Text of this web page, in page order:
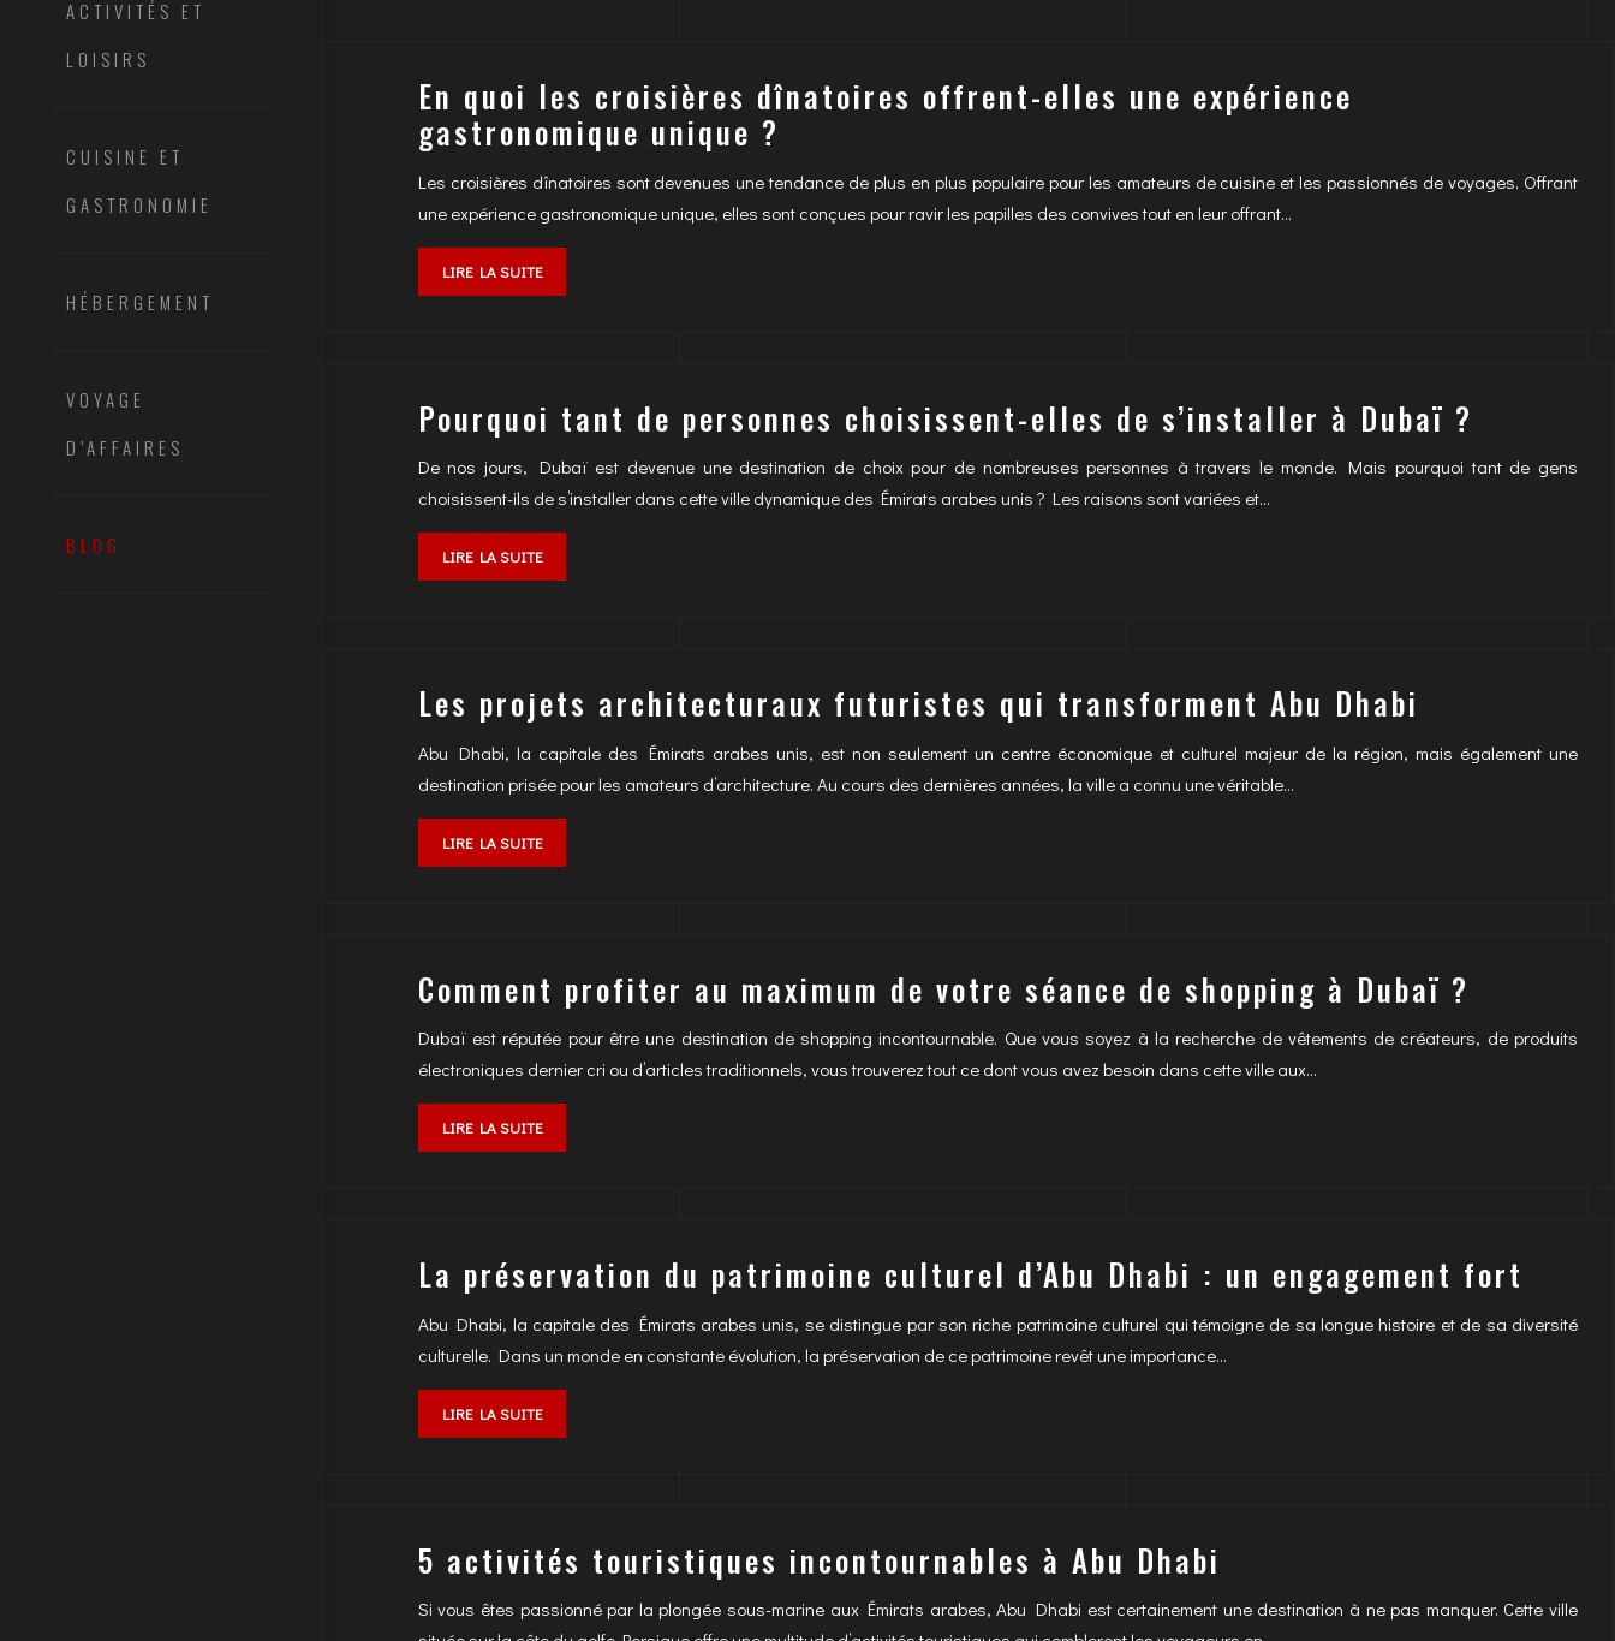
ACTIVITÉS ET
LOISIRS
CUISINE ET
GASTRONOMIE
HÉBERGEMENT
VOYAGE
D’AFFAIRES
BLOG
En quoi les croisières dînatoires offrent-elles une expérience
gastronomique unique ?
Les croisières dînatoires sont devenues une tendance de plus en plus populaire pour les amateurs de cuisine et les passionnés de voyages. Offrant
une expérience gastronomique unique, elles sont conçues pour ravir les papilles des convives tout en leur offrant…
LIRE LA SUITE
Pourquoi tant de personnes choisissent-elles de s’installer à Dubaï ?
De nos jours, Dubaï est devenue une destination de choix pour de nombreuses personnes à travers le monde. Mais pourquoi tant de gens
choisissent-ils de s’installer dans cette ville dynamique des Émirats arabes unis ? Les raisons sont variées et…
LIRE LA SUITE
Les projets architecturaux futuristes qui transforment Abu Dhabi
Abu Dhabi, la capitale des Émirats arabes unis, est non seulement un centre économique et culturel majeur de la région, mais également une
destination prisée pour les amateurs d’architecture. Au cours des dernières années, la ville a connu une véritable…
LIRE LA SUITE
Comment profiter au maximum de votre séance de shopping à Dubaï ?
Dubaï est réputée pour être une destination de shopping incontournable. Que vous soyez à la recherche de vêtements de créateurs, de produits
électroniques dernier cri ou d’articles traditionnels, vous trouverez tout ce dont vous avez besoin dans cette ville aux…
LIRE LA SUITE
La préservation du patrimoine culturel d’Abu Dhabi : un engagement fort
Abu Dhabi, la capitale des Émirats arabes unis, se distingue par son riche patrimoine culturel qui témoigne de sa longue histoire et de sa diversité
culturelle. Dans un monde en constante évolution, la préservation de ce patrimoine revêt une importance…
LIRE LA SUITE
5 activités touristiques incontournables à Abu Dhabi
Si vous êtes passionné par la plongée sous-marine aux Émirats arabes, Abu Dhabi est certainement une destination à ne pas manquer. Cette ville